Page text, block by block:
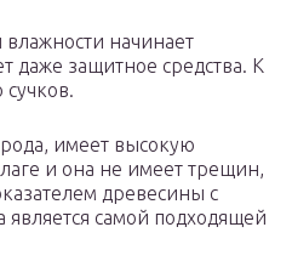
начинает
даже защитное средства. К
имеет высокую
и она не имеет трещин,
древесины с
самой подходящей